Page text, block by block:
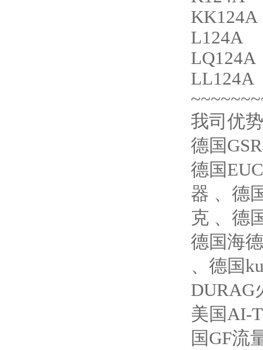
KK124A
L124A
LQ124A
LL124A
我司优势
德国
德国
器 、德
克 、德
德国海
、德国
DURAG
美国AI-
国GF流